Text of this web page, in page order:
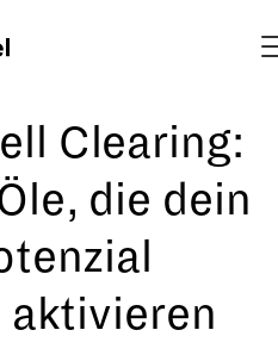
Clearing:
die dein